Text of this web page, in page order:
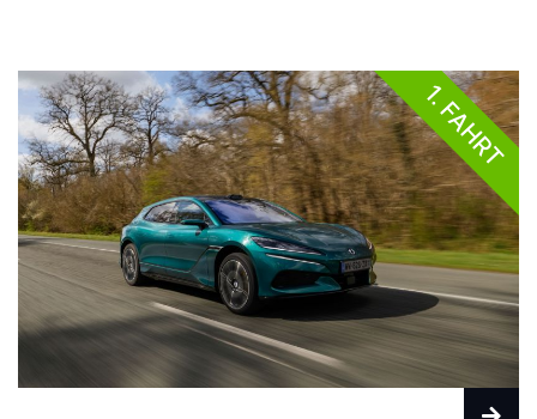
1. FAHRT